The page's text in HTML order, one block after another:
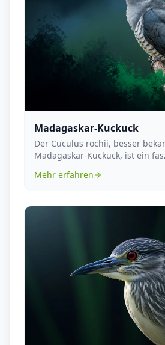
Madagaskar-Kuckuck
Der Cuculus rochii, besser
Madagaskar-Kuckuck, ist ein
Mehr erfahren